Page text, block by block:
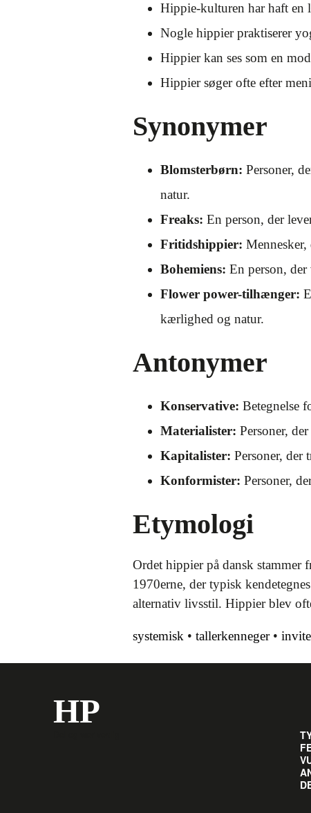
Hippie-kulturen har haft en
Nogle hippier praktiserer
Hippier kan ses som en
Hippier søger ofte efter
Synonymer
Blomsterbørn: Personer,
natur.
Freaks: En person, der
Fritidshippier:
Bohemiens: En person,
Flower power-tilhænger:
kærlighed og natur.
Antonymer
Konservative: Betegnelse
Materialister: Personer,
Kapitalister: Personer, der
Konformister: Personer,
Etymologi
Ordet hippier på dansk stammer
1970erne, der typisk
alternativ livsstil. Hippier blev
systemisk • tallerkenneger•
HP